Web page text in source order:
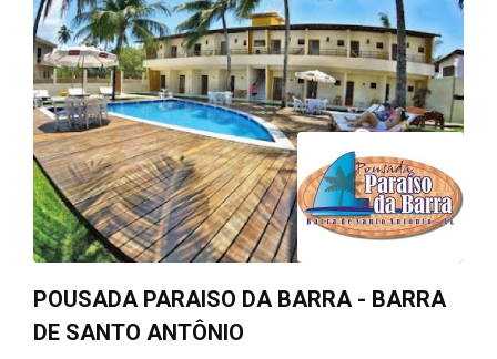
POUSADA PARAISO DA BARRA - BARRA
DE SANTO ANTÔNIO